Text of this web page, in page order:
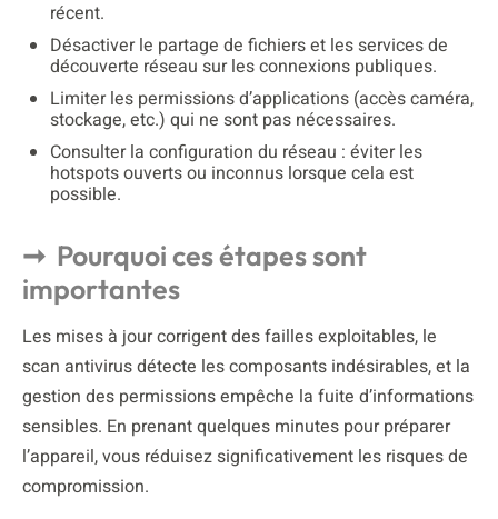
récent.
Désactiver le partage de fichiers et les services de
découverte réseau sur les connexions publiques.
Limiter les permissions d’applications (accès caméra,
stockage, etc.) qui ne sont pas nécessaires.
Consulter la configuration du réseau : éviter les
hotspots ouverts ou inconnus lorsque cela est
possible.
Pourquoi ces étapes sont
importantes
Les mises à jour corrigent des failles exploitables, le
scan antivirus détecte les composants indésirables, et la
gestion des permissions empêche la fuite d’informations
sensibles. En prenant quelques minutes pour préparer
l’appareil, vous réduisez significativement les risques de
compromission.